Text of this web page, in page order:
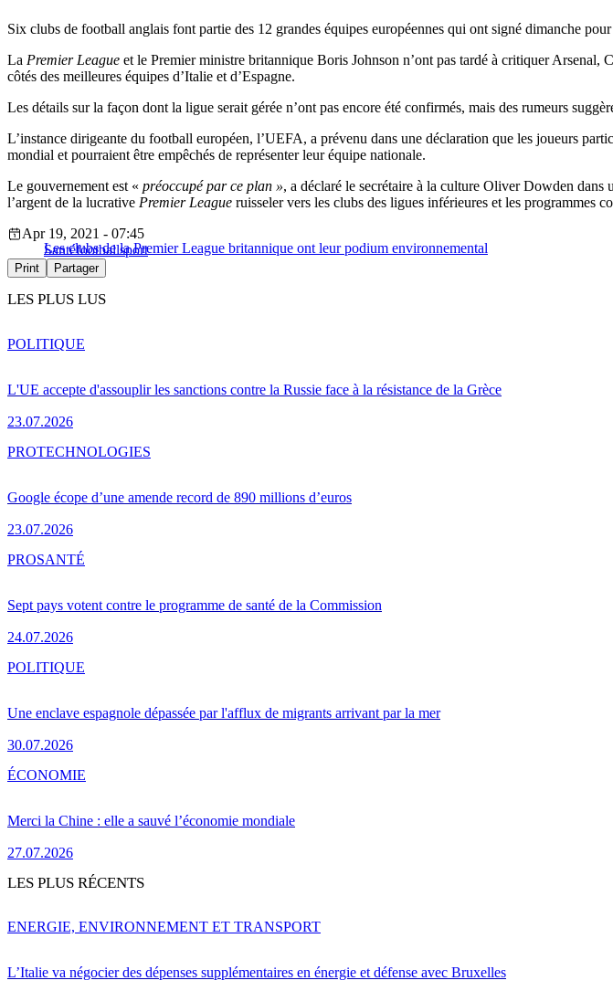
Six clubs de football anglais font partie des 12 grandes équipes européennes qui ont signé dimanche
La Premier League et le Premier ministre britannique Boris Johnson n’ont pas tardé à critiquer
côtés des meilleures équipes d’Italie et d’Espagne.
Les détails sur la façon dont la ligue serait gérée n’ont pas encore été confirmés, mais des rumeurs
L’instance dirigeante du football européen, l’UEFA, a prévenu dans une déclaration que les joueurs
mondial et pourraient être empêchés de représenter leur équipe nationale.
Le gouvernement est « préoccupé par ce plan », a déclaré le secrétaire à la culture Oliver Dowden dans
l’argent de la lucrative Premier League ruisseler vers les clubs des ligues inférieures et les programmes
Les clubs de la Premier League britannique ont leur podium environnemental
Apr 19, 2021 - 07:45
Santéfootballsport
Print Partager
LES PLUS LUS
L'UE accepte d'assouplir les sanctions contre la Russie face à la résistance de la Grèce
23.07.2026
POLITIQUE
Google écope d’une amende record de 890 millions d’euros
23.07.2026
PROTECHNOLOGIES
Sept pays votent contre le programme de santé de la Commission
24.07.2026
PROSANTÉ
Une enclave espagnole dépassée par l'afflux de migrants arrivant par la mer
30.07.2026
POLITIQUE
Merci la Chine : elle a sauvé l’économie mondiale
27.07.2026
ÉCONOMIE
LES PLUS RÉCENTS
L’Italie va négocier des dépenses supplémentaires en énergie et défense avec Bruxelles
ENERGIE, ENVIRONNEMENT ET TRANSPORT